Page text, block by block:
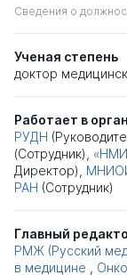
Сведения о
Ученая степень
доктор
Работает в
РУДН
(Сотрудник),
Директор),
РАН (Сотрудник)
Главный
РМЖ (Русский
в медицине